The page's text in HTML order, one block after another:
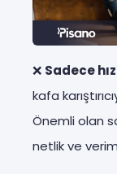
❌ Sadece
kafa
Önemli olan
netlik ve